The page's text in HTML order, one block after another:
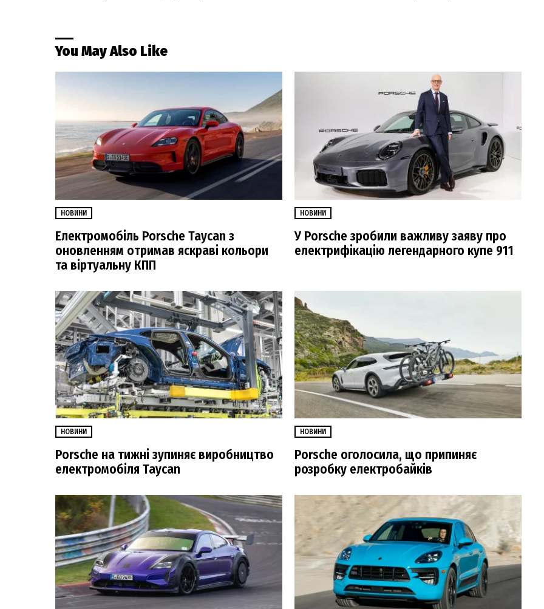
You May Also Like
НОВИНИ
Електромобіль Porsche Taycan з
оновленням отримав яскраві кольори
та віртуальну КПП
НОВИНИ
У Porsche зробили важливу заяву про
електрифікацію легендарного купе 911
НОВИНИ
Porsche на тижні зупиняє виробництво
електромобіля Taycan
НОВИНИ
Porsche оголосила, що припиняє
розробку електробайків